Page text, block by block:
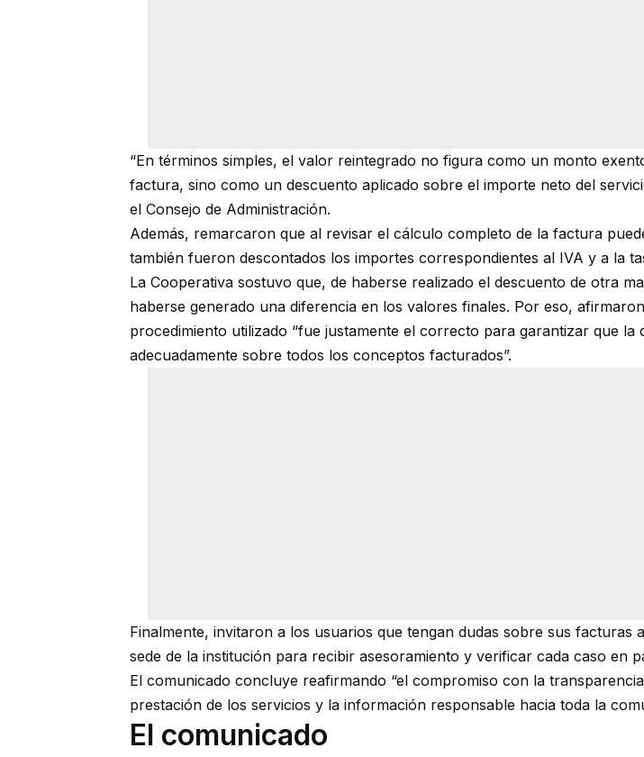
“En términos simples, el valor reintegrado no figura como un monto
factura, sino como un descuento aplicado sobre el importe neto del
el Consejo de Administración.
Además, remarcaron que al revisar el cálculo completo de la factura
también fueron descontados los importes correspondientes al IVA y a la
La Cooperativa sostuvo que, de haberse realizado el descuento de otra
haberse generado una diferencia en los valores finales. Por eso,
procedimiento utilizado “fue justamente el correcto para garantizar que la
adecuadamente sobre todos los conceptos facturados”.
Finalmente, invitaron a los usuarios que tengan dudas sobre sus facturas
sede de la institución para recibir asesoramiento y verificar cada caso en
El comunicado concluye reafirmando “el compromiso con la
prestación de los servicios y la información responsable hacia toda la
El comunicado